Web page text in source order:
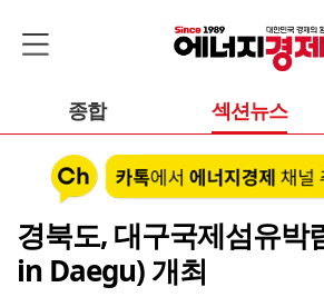
종합 섹션뉴스
경북도, 대구국제섬유박
in Daegu) 개최